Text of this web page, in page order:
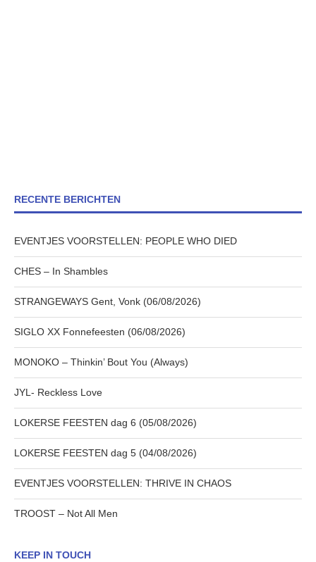
RECENTE BERICHTEN
EVENTJES VOORSTELLEN: PEOPLE WHO DIED
CHES – In Shambles
STRANGEWAYS Gent, Vonk (06/08/2026)
SIGLO XX Fonnefeesten (06/08/2026)
MONOKO – Thinkin’ Bout You (Always)
JYL- Reckless Love
LOKERSE FEESTEN dag 6 (05/08/2026)
LOKERSE FEESTEN dag 5 (04/08/2026)
EVENTJES VOORSTELLEN: THRIVE IN CHAOS
TROOST – Not All Men
KEEP IN TOUCH